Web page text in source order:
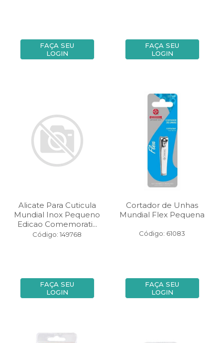
FAÇA SEU
LOGIN
FAÇA SEU
LOGIN
Alicate Para Cuticula
Mundial Inox Pequeno
Edicao Comemorati...
Código: 149768
FAÇA SEU
LOGIN
Cortador de Unhas
Mundial Flex Pequena
Código: 61083
FAÇA SEU
LOGIN